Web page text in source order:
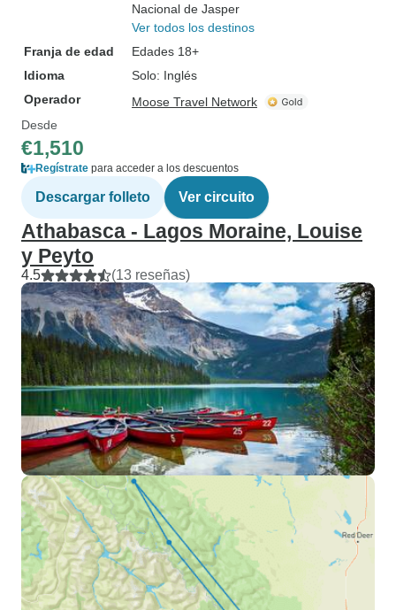
Nacional de Jasper
Ver todos los destinos
Franja de edad
Edades 18+
Idioma
Solo: Inglés
Operador
Moose Travel Network
Desde
€1,510
Regístrate para acceder a los descuentos
Descargar folleto Ver circuito
Athabasca - Lagos Moraine, Louise
y Peyto
4.5 (13 reseñas)